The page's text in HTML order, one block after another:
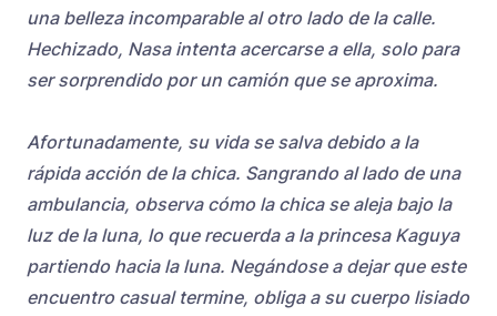
una belleza incomparable al otro lado de la calle.
Hechizado, Nasa intenta acercarse a ella, solo para
ser sorprendido por un camión que se aproxima.
Afortunadamente, su vida se salva debido a la
rápida acción de la chica. Sangrando al lado de una
ambulancia, observa cómo la chica se aleja bajo la
luz de la luna, lo que recuerda a la princesa Kaguya
partiendo hacia la luna. Negándose a dejar que este
encuentro casual termine, obliga a su cuerpo lisiado